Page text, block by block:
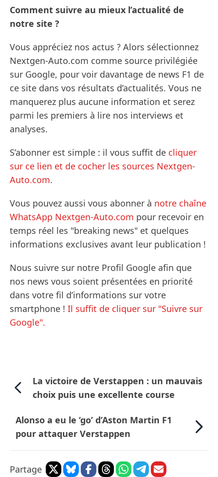
Comment suivre au mieux l’actualité de
notre site ?
Vous appréciez nos actus ? Alors sélectionnez
Nextgen-Auto.com comme source privilégiée
sur Google, pour voir davantage de news F1 de
ce site dans vos résultats d’actualités. Vous ne
manquerez plus aucune information et serez
parmi les premiers à lire nos interviews et
analyses.
S’abonner est simple : il vous suffit de cliquer
sur ce lien et de cocher les sources Nextgen-
Auto.com.
Vous pouvez aussi vous abonner à notre chaîne
WhatsApp Nextgen-Auto.com pour recevoir en
temps réel les "breaking news" et quelques
informations exclusives avant leur publication !
Nous suivre sur notre Profil Google afin que
nos news vous soient présentées en priorité
dans votre fil d’informations sur votre
smartphone ! Il suffit de cliquer sur "Suivre sur
Google".
La victoire de Verstappen : un mauvais
choix puis une excellente course
Alonso a eu le ‘go’ d’Aston Martin F1
pour attaquer Verstappen
Partage